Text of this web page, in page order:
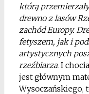
którą
drewno z lasów
zachód Europy.
fetyszem, jak i
artystycznych
rzeźbiarza. I
jest głównym
Wysoczańskiego,